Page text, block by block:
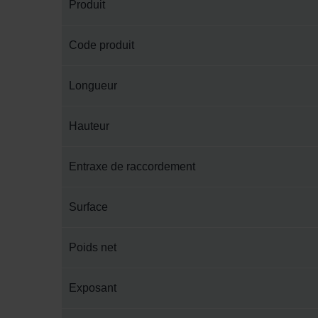
Produit
Code produit
Longueur
Hauteur
Entraxe de raccordement
Surface
Poids net
Exposant